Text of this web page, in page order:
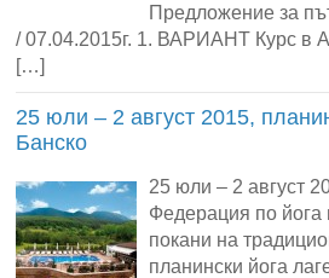
Предложение за
/ 07.04.2015г. 1. ВАРИАНТ Курс в
[…]
25 юли – 2 август 2015,
Банско
25 юли – 2 август
Федерация по йога
покани на
планински йога